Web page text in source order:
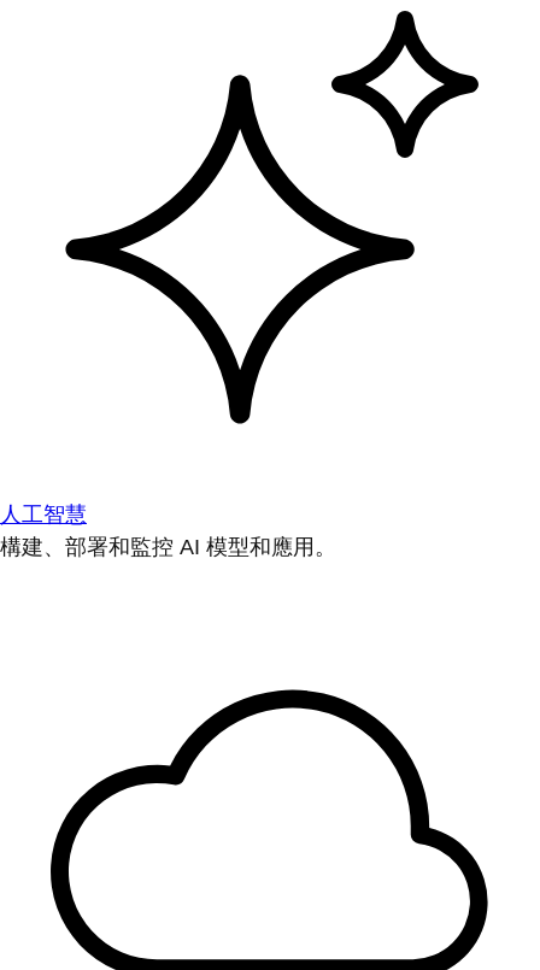
人工智慧
構建、部署和監控 AI 模型和應用。